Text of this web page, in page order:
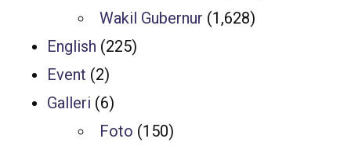
Wakil Gubernur (1,628)
English (225)
Event (2)
Galleri (6)
Foto (150)